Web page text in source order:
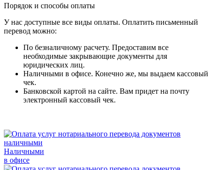
Порядок и способы оплаты
У нас доступные все виды оплаты. Оплатить письменный
перевод можно:
По безналичному расчету. Предоставим все
необходимые закрывающие документы для
юридических лиц.
Наличными в офисе. Конечно же, мы выдаем кассовый
чек.
Банковской картой на сайте. Вам придет на почту
электронный кассовый чек.
Наличными
в офисе